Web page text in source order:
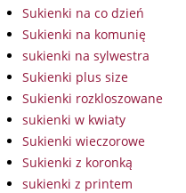
Sukienki na co dzień
Sukienki na komunię
sukienki na sylwestra
Sukienki plus size
Sukienki rozkloszowane
sukienki w kwiaty
Sukienki wieczorowe
Sukienki z koronką
sukienki z printem